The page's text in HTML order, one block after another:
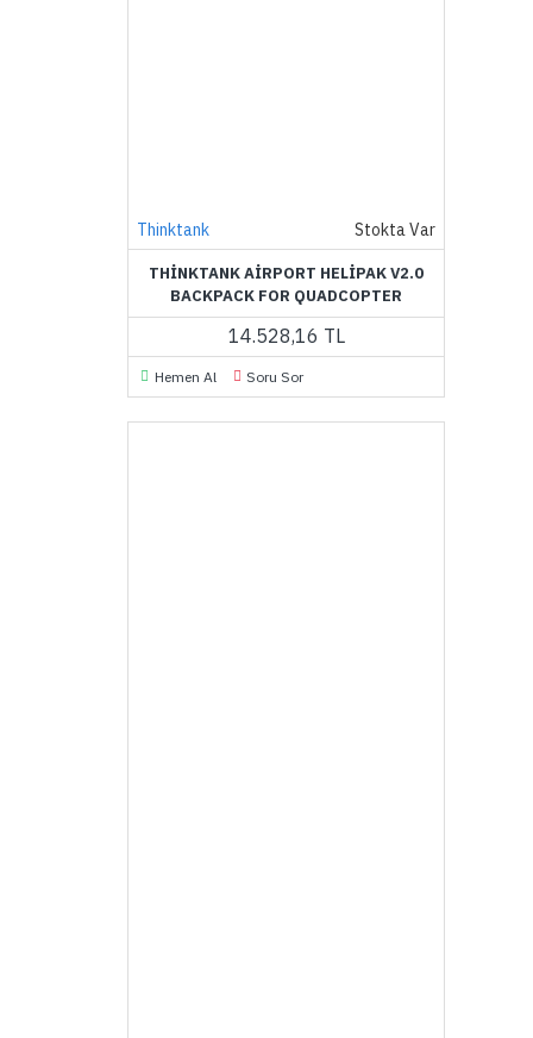
Thinktank Stokta Var
THINKTANK AIRPORT HELIPAK V2.0
BACKPACK FOR QUADCOPTER
14.528,16 TL
Hemen Al Soru Sor